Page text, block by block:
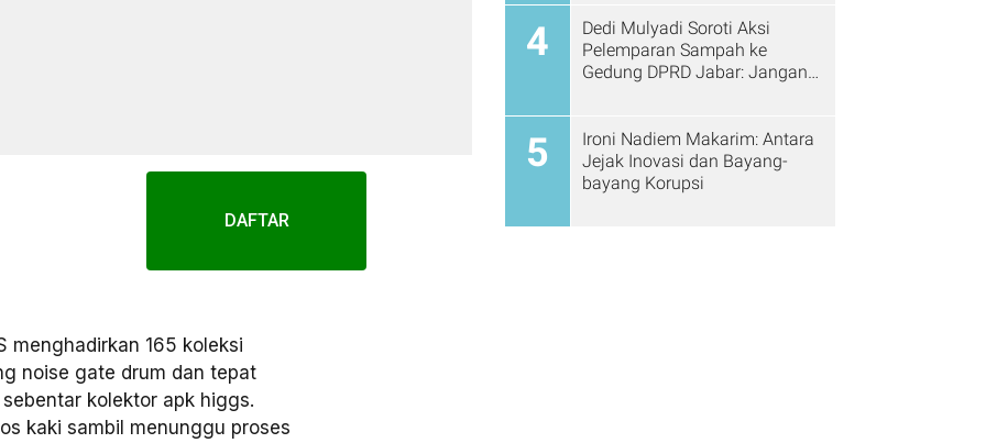
DAFTAR
menghadirkan 165 koleksi
noise gate drum dan tepat
kolektor apk higgs.
kaki sambil menunggu proses
4
Dedi Mulyadi Soroti Aksi
Pelemparan Sampah ke
Gedung DPRD Jabar: Jangan
5
Ironi Nadiem Makarim: Antara
Jejak Inovasi dan Bayang-
bayang Korupsi